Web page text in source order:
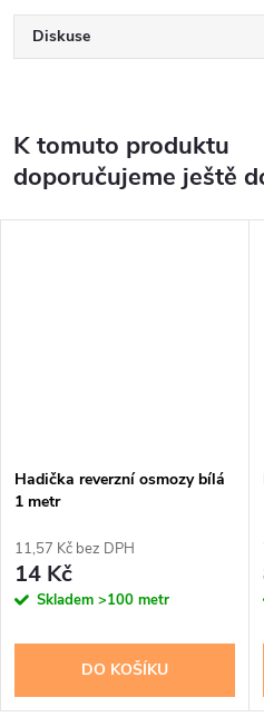
Diskuse
K tomuto produktu
doporučujeme ještě
Hadička reverzní osmozy bílá
1 metr
11,57 Kč bez DPH
14 Kč
Skladem >100 metr
DO KOŠÍKU